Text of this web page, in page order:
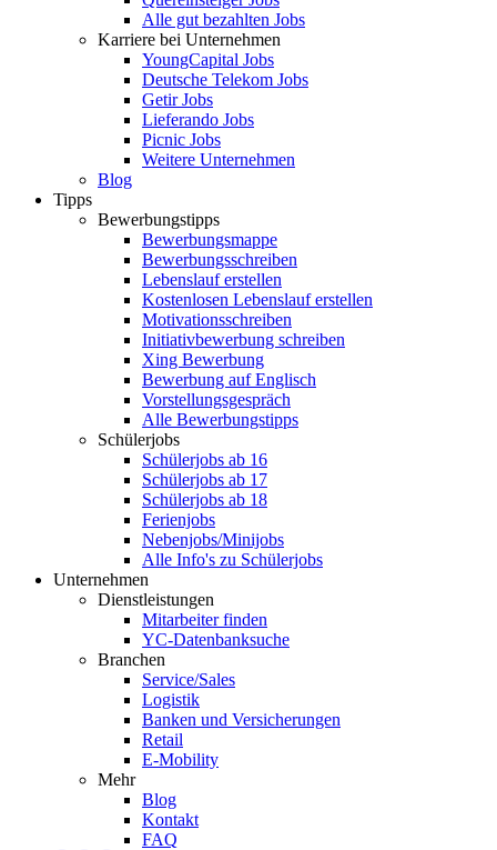
Alle gut bezahlten Jobs
Karriere bei Unternehmen
YoungCapital Jobs
Deutsche Telekom Jobs
Getir Jobs
Lieferando Jobs
Picnic Jobs
Weitere Unternehmen
Blog
Tipps
Bewerbungstipps
Bewerbungsmappe
Bewerbungsschreiben
Lebenslauf erstellen
Kostenlosen Lebenslauf erstellen
Motivationsschreiben
Initiativbewerbung schreiben
Xing Bewerbung
Bewerbung auf Englisch
Vorstellungsgespräch
Alle Bewerbungstipps
Schülerjobs
Schülerjobs ab 16
Schülerjobs ab 17
Schülerjobs ab 18
Ferienjobs
Nebenjobs/Minijobs
Alle Info's zu Schülerjobs
Unternehmen
Dienstleistungen
Mitarbeiter finden
YC-Datenbanksuche
Branchen
Service/Sales
Logistik
Banken und Versicherungen
Retail
E-Mobility
Mehr
Blog
Kontakt
FAQ